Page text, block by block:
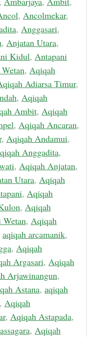
, Ancolmekar,
, Anggasari,
, Anjatan Utara,
Kidul, Antapani
, Aqiqah
Adiarsa Timur,
, Aqiqah
Ambit, Aqiqah
, Aqiqah Ancaran,
, Aqiqah Andamui,
Anggadita,
, Aqiqah Anjatan,
Utara, Aqiqah
, Aqiqah
, Aqiqah
, Aqiqah
aqiqah arcamanik,
, Aqiqah
Argasari, Aqiqah
Arjawinangun,
Astana, aqiqah
, Aqiqah
, Aqiqah Astapada,
, Aqiqah